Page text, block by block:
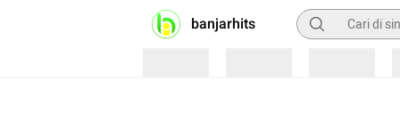
banjarhits Pencarian